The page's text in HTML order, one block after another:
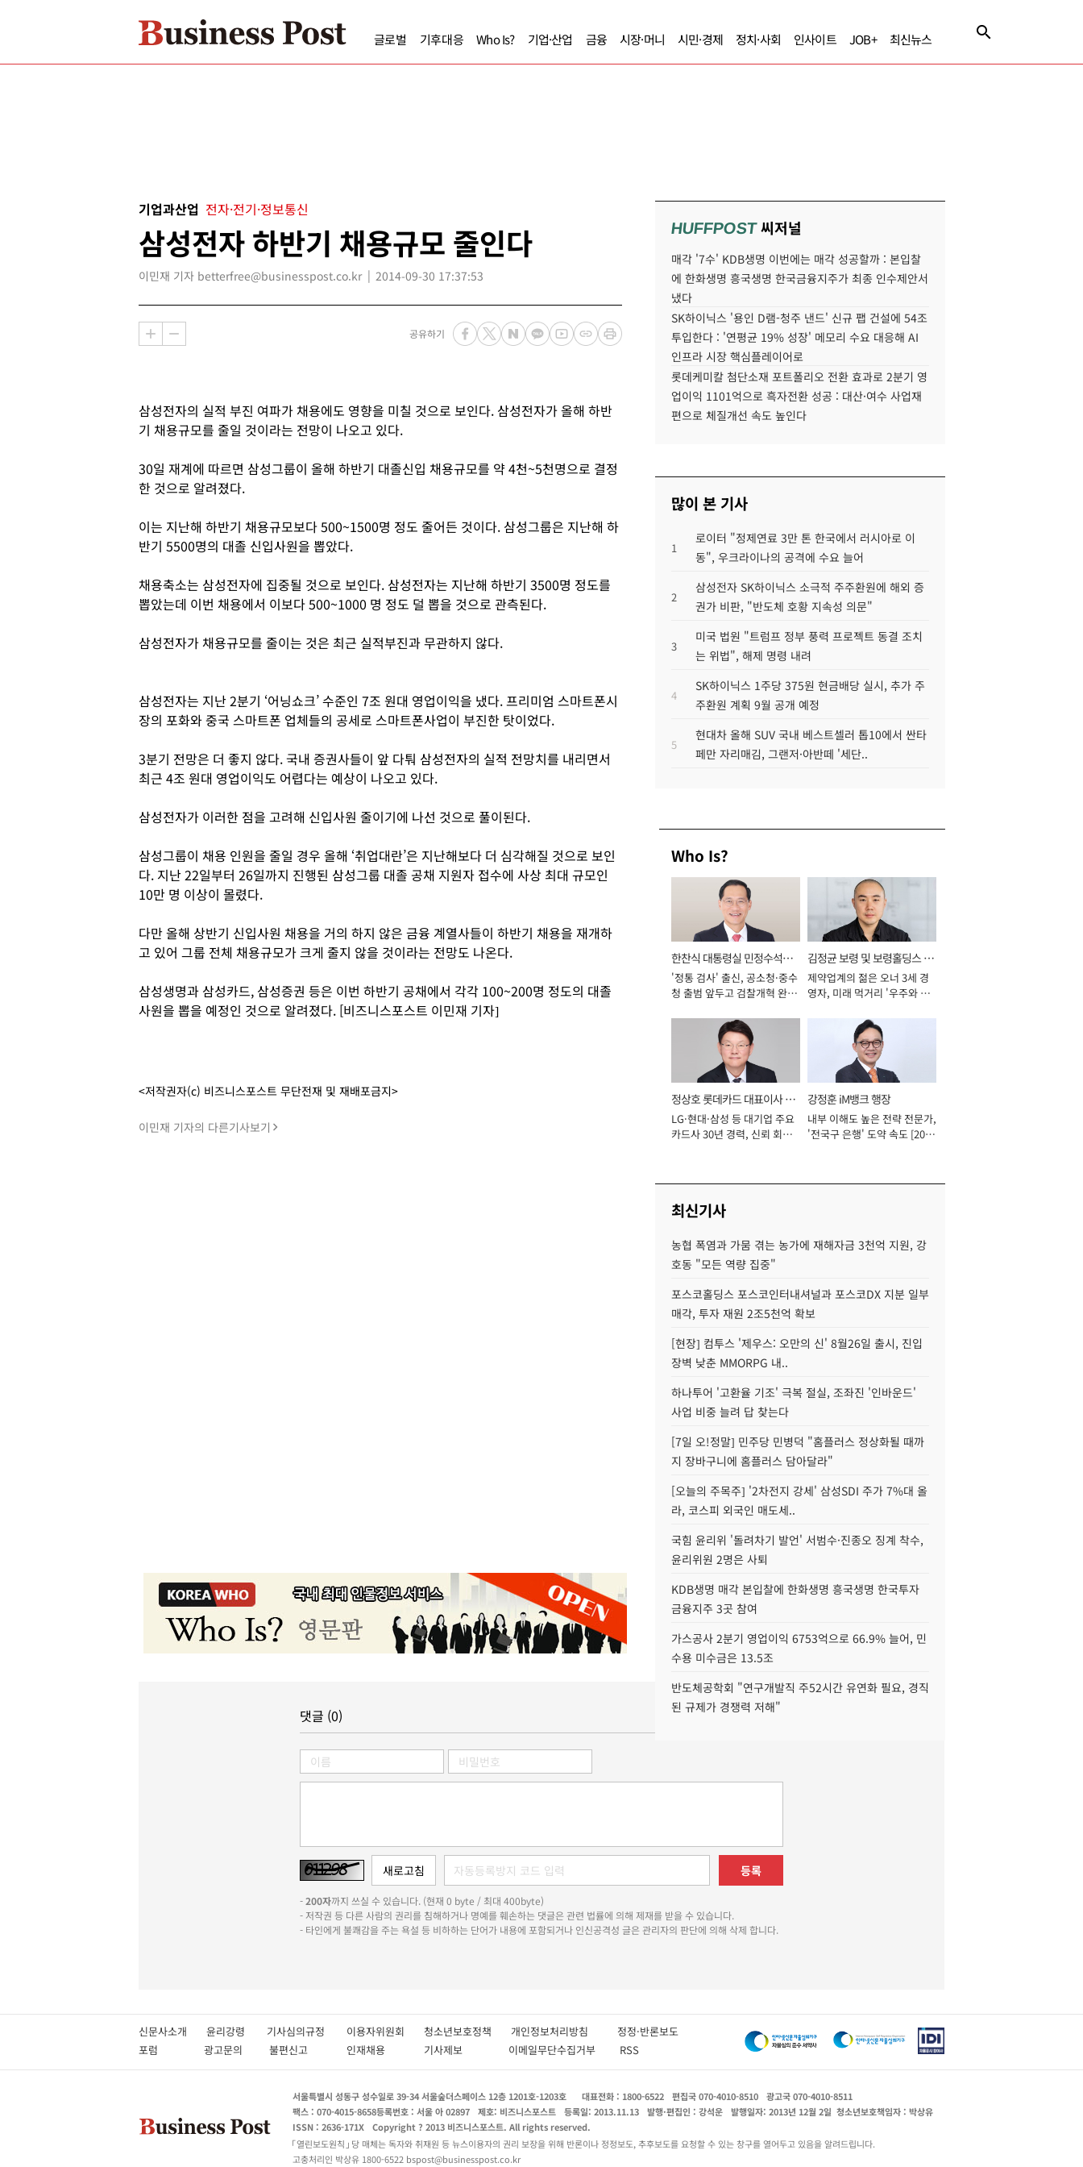
글로벌 기후대응 Who Is? 기업·산업 금융 시장·머니 시민·경제 정치·사회 인사이트 JOB+ 최신뉴스
기업과산업 전자·전기·정보통신
삼성전자 하반기 채용규모 줄인다
이민재 기자 betterfree@businesspost.co.kr 2014-09-30 17:37:53
공유하기
삼성전자의 실적 부진 여파가 채용에도 영향을 미칠 것으로 보인다. 삼성전자가 올해 하반
기 채용규모를 줄일 것이라는 전망이 나오고 있다.
30일 재계에 따르면 삼성그룹이 올해 하반기 대졸신입 채용규모를 약 4천~5천명으로 결정
한 것으로 알려졌다.
이는 지난해 하반기 채용규모보다 500~1500명 정도 줄어든 것이다. 삼성그룹은 지난해 하
반기 5500명의 대졸 신입사원을 뽑았다.
채용축소는 삼성전자에 집중될 것으로 보인다. 삼성전자는 지난해 하반기 3500명 정도를
뽑았는데 이번 채용에서 이보다 500~1000 명 정도 덜 뽑을 것으로 관측된다.
삼성전자가 채용규모를 줄이는 것은 최근 실적부진과 무관하지 않다.
삼성전자는 지난 2분기 ‘어닝쇼크’ 수준인 7조 원대 영업이익을 냈다. 프리미엄 스마트폰시
장의 포화와 중국 스마트폰 업체들의 공세로 스마트폰사업이 부진한 탓이었다.
3분기 전망은 더 좋지 않다. 국내 증권사들이 앞 다퉈 삼성전자의 실적 전망치를 내리면서
최근 4조 원대 영업이익도 어렵다는 예상이 나오고 있다.
삼성전자가 이러한 점을 고려해 신입사원 줄이기에 나선 것으로 풀이된다.
삼성그룹이 채용 인원을 줄일 경우 올해 ‘취업대란’은 지난해보다 더 심각해질 것으로 보인
다. 지난 22일부터 26일까지 진행된 삼성그룹 대졸 공채 지원자 접수에 사상 최대 규모인
10만 명 이상이 몰렸다.
다만 올해 상반기 신입사원 채용을 거의 하지 않은 금융 계열사들이 하반기 채용을 재개하
고 있어 그룹 전체 채용규모가 크게 줄지 않을 것이라는 전망도 나온다.
삼성생명과 삼성카드, 삼성증권 등은 이번 하반기 공채에서 각각 100~200명 정도의 대졸
사원을 뽑을 예정인 것으로 알려졌다. [비즈니스포스트 이민재 기자]
<저작권자(c) 비즈니스포스트 무단전재 및 재배포금지>
이민재 기자의 다른기사보기
HUFFPOST씨저널
매각 '7수' KDB생명 이번에는 매각 성공할까 : 본입찰
에 한화생명 흥국생명 한국금융지주가 최종 인수제안서
냈다
SK하이닉스 '용인 D램-청주 낸드' 신규 팹 건설에 54조
투입한다 : '연평균 19% 성장' 메모리 수요 대응해 AI
인프라 시장 핵심플레이어로
롯데케미칼 첨단소재 포트폴리오 전환 효과로 2분기 영
업이익 1101억으로 흑자전환 성공 : 대산·여수 사업재
편으로 체질개선 속도 높인다
많이 본 기사
1
로이터 "정제연료 3만 톤 한국에서 러시아로 이
동", 우크라이나의 공격에 수요 늘어
2
삼성전자 SK하이닉스 소극적 주주환원에 해외 증
권가 비판, "반도체 호황 지속성 의문"
3
미국 법원 "트럼프 정부 풍력 프로젝트 동결 조치
는 위법", 해제 명령 내려
4
SK하이닉스 1주당 375원 현금배당 실시, 추가 주
주환원 계획 9월 공개 예정
5
현대차 올해 SUV 국내 베스트셀러 톱10에서 싼타
페만 자리매김, 그랜저·아반떼 '세단..
Who Is?
한찬식 대통령실 민정수석비
서관
'정통 검사' 출신, 공소청·중수
청 출범 앞두고 검찰개혁 완수
김정균 보령 및 보령홀딩스 대
표이사 사장
제약업계의 젊은 오너 3세 경
영자, 미래 먹거리 '우주와 헬
정상호 롯데카드 대표이사 사
장
LG·현대·삼성 등 대기업 주요
카드사 30년 경력, 신뢰 회복
강정훈 iM뱅크 행장
내부 이해도 높은 전략 전문가,
'전국구 은행' 도약 속도 [2026
최신기사
농협 폭염과 가뭄 겪는 농가에 재해자금 3천억 지원, 강
호동 "모든 역량 집중"
포스코홀딩스 포스코인터내셔널과 포스코DX 지분 일부
매각, 투자 재원 2조5천억 확보
[현장] 컴투스 '제우스: 오만의 신' 8월26일 출시, 진입
장벽 낮춘 MMORPG 내..
하나투어 '고환율 기조' 극복 절실, 조좌진 '인바운드'
사업 비중 늘려 답 찾는다
[7일 오!정말] 민주당 민병덕 "홈플러스 정상화될 때까
지 장바구니에 홈플러스 담아달라"
[오늘의 주목주] '2차전지 강세' 삼성SDI 주가 7%대 올
라, 코스피 외국인 매도세..
국힘 윤리위 '돌려차기 발언' 서범수·진종오 징계 착수,
윤리위원 2명은 사퇴
KDB생명 매각 본입찰에 한화생명 흥국생명 한국투자
금융지주 3곳 참여
가스공사 2분기 영업이익 6753억으로 66.9% 늘어, 민
수용 미수금은 13.5조
반도체공학회 "연구개발직 주52시간 유연화 필요, 경직
된 규제가 경쟁력 저해"
댓글 (0)
등록
-200자까지 쓰실 수 있습니다. (현재 0 byte / 최대 400byte)
- 저작권 등 다른 사람의 권리를 침해하거나 명예를 훼손하는 댓글은 관련 법률에 의해 제재를 받을 수 있습니다.
- 타인에게 불쾌감을 주는 욕설 등 비하하는 단어가 내용에 포함되거나 인신공격성 글은 관리자의 판단에 의해 삭제 합니다.
신문사소개 윤리강령 기사심의규정 이용자위원회 청소년보호정책 개인정보처리방침 정정·반론보도
포럼
광고문의 불편신고 인재채용 기사제보 이메일무단수집거부 RSS
서울특별시 성동구 성수일로 39-34 서울숲더스페이스 12층 1201호-1203호 대표전화 : 1800-6522 편집국 070-4010-8510
광고국 070-4010-8511
팩스 : 070-4015-8658등록번호 : 서울 아 02897 제호: 비즈니스포스트 등록일: 2013.11.13 발행·편집인 : 강석운 발행일자: 2013년 12월 2일 청소년보호책임자 : 박상유
ISSN : 2636-171X
Copyright ? 2013 비즈니스포스트. All rights reserved.
열린보도원칙
당 매체는 독자와 취재원 등 뉴스이용자의 권리 보장을 위해 반론이나 정정보도, 추후보도를 요청할 수 있는 창구를 열어두고 있음을 알려드립니다.
고충처리인 박상유 1800-6522 bspost@businesspost.co.kr